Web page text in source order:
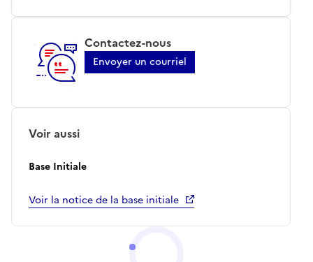
Contactez-nous
Envoyer un courriel
Voir aussi
Base Initiale
Voir la notice de la base initiale